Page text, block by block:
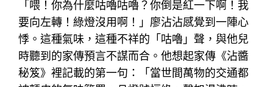
「喂！你為什麼咕嚕咕嚕？你倒是紅一下啊！我
要向左轉！綠燈沒用啊！」廖沾沾感覺到一陣心
悸。這種氣味，這種不祥的「咕嚕」聲，與他兒
時聽到的家傳預言不謀而合。他想起家傳《沾醬
秘笈》裡記載的第一句：「當世間萬物的交通都